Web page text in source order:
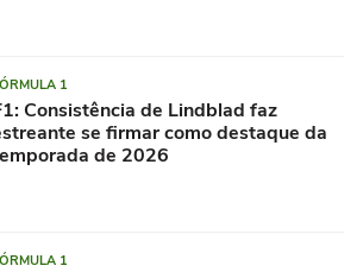
1
Consistência de Lindblad faz
se firmar como destaque da
de 2026
1